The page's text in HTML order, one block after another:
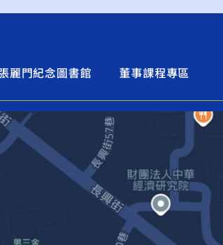
麗門紀念圖書館 董事課程專區